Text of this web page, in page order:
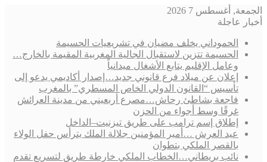
الجمعة, أغسطس 7 2026
أخبار عاجلة
الحموداني يخلف مضيان في تشريعيات الحسيمة
الحسيمة تتزين لاستقبال الجالية المغربية المقيمة بالخارج…
وعامل الإقليم يتابع الأشغال ميدانياً
إعلان عن ميلاد فرع قانوني جديد…إصدار أكاديمي يدعو إلى
تأسيس “القانون الدولي الخاص المسطري” بالمغرب
فاجعة بشاطئ رحاش…مصرع أربعيني من مدينة العرائش
غرقًا وسط أجواء من الحزن
إطلاق إسم ترامب على طريق تيزنيت–الداخل
عيد العرش …أمير المؤمنين جلالة الملك يترأس حفل الولاء
بالقصر الملكي بتطوان
نائب بريطاني…الخطاب الملكي خارطة طريق لتسريع تقدم